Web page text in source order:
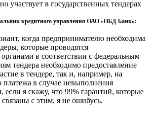
участвует в государственных тендерах
кредитного управления ОАО «НБД-Банк»:
когда предпринимателю необходима
которые проводятся
в соответствии с федеральным
тендера необходимо предоставление
в тендере, так и, например, на
платежа в случае невыполнения
если я скажу, что 99% гарантий, которые
с этим, я не ошибусь.